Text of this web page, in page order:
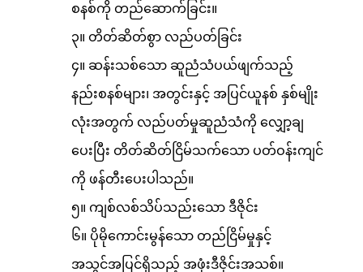
စနစ်ကို တည်ဆောက်ခြင်း။
၃။ တိတ်ဆိတ်စွာ လည်ပတ်ခြင်း
၄။ ဆန်းသစ်သော ဆူညံသံပယ်ဖျက်သည့်
နည်းစနစ်များ၊ အတွင်းနှင့် အပြင်ယူနစ် နှစ်မျိုး
လုံးအတွက် လည်ပတ်မှုဆူညံသံကို လျှော့ချ
ပေးပြီး တိတ်ဆိတ်ငြိမ်သက်သော ပတ်ဝန်းကျင်
ကို ဖန်တီးပေးပါသည်။
၅။ ကျစ်လစ်သိပ်သည်းသော ဒီဇိုင်း
၆။ ပိုမိုကောင်းမွန်သော တည်ငြိမ်မှုနှင့်
အသွင်အပြင်ရှိသည့် အဖုံးဒီဇိုင်းအသစ်။